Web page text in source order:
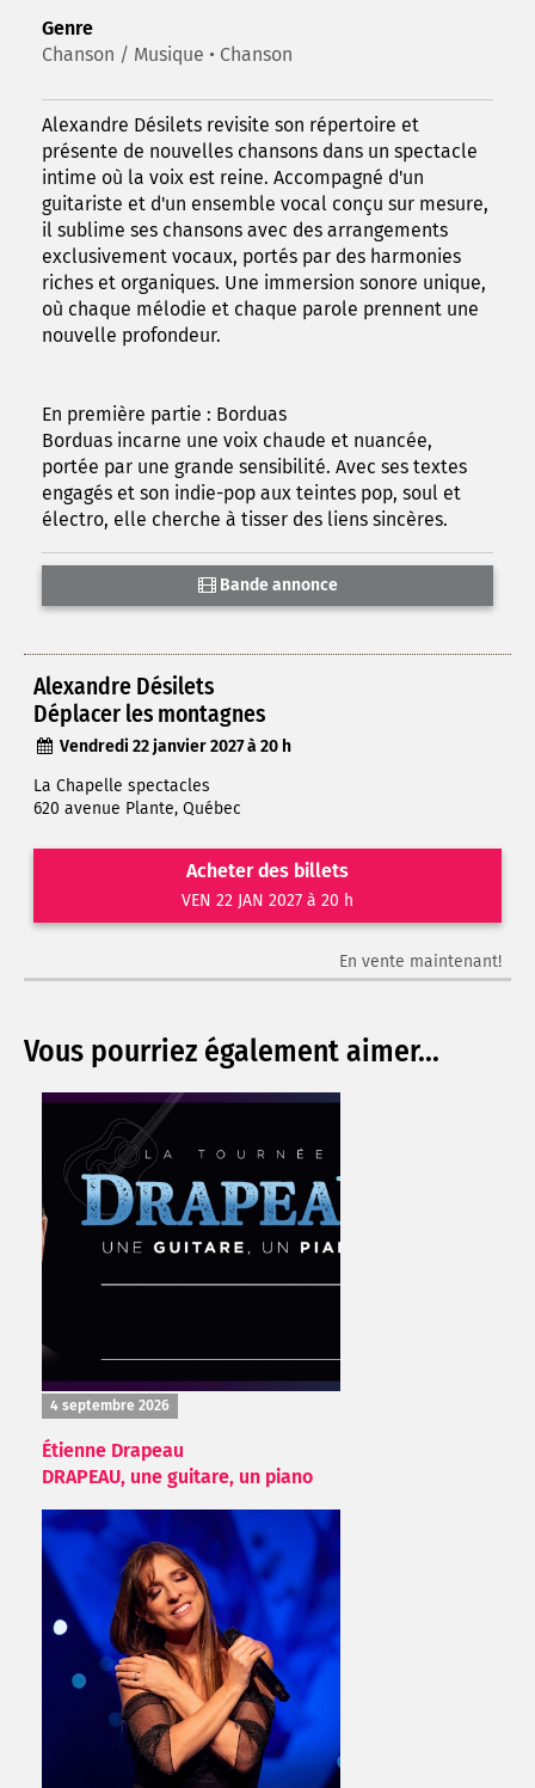
Genre
Chanson / Musique • Chanson
Alexandre Désilets revisite son répertoire et
présente de nouvelles chansons dans un spectacle
intime où la voix est reine. Accompagné d'un
guitariste et d'un ensemble vocal conçu sur mesure,
il sublime ses chansons avec des arrangements
exclusivement vocaux, portés par des harmonies
riches et organiques. Une immersion sonore unique,
où chaque mélodie et chaque parole prennent une
nouvelle profondeur.
En première partie : Borduas
Borduas incarne une voix chaude et nuancée,
portée par une grande sensibilité. Avec ses textes
engagés et son indie-pop aux teintes pop, soul et
électro, elle cherche à tisser des liens sincères.
Bande annonce
Alexandre Désilets
Déplacer les montagnes
Vendredi 22 janvier 2027 à 20 h
La Chapelle spectacles
620 avenue Plante, Québec
Acheter des billets
VEN 22 JAN 2027 à 20 h
En vente maintenant!
Vous pourriez également aimer...
4 septembre 2026
Étienne Drapeau
DRAPEAU, une guitare, un piano